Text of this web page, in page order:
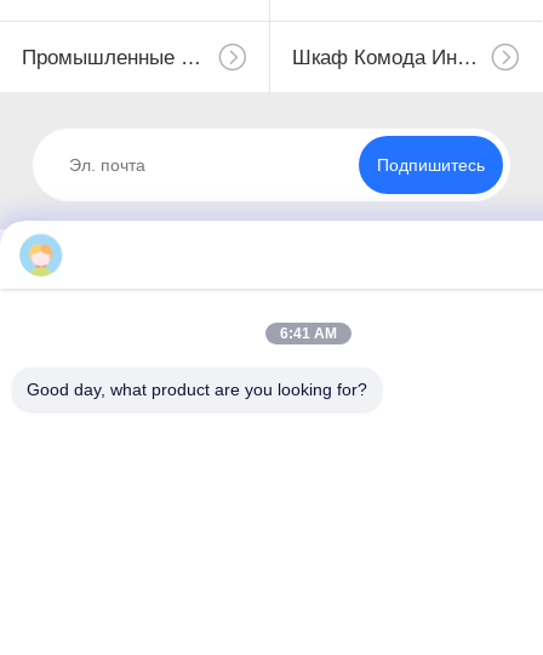
Промышленные Workbenches Шкаф Комода Инструмента
Подпишитесь
6:41 AM
Good day, what product are you looking for?